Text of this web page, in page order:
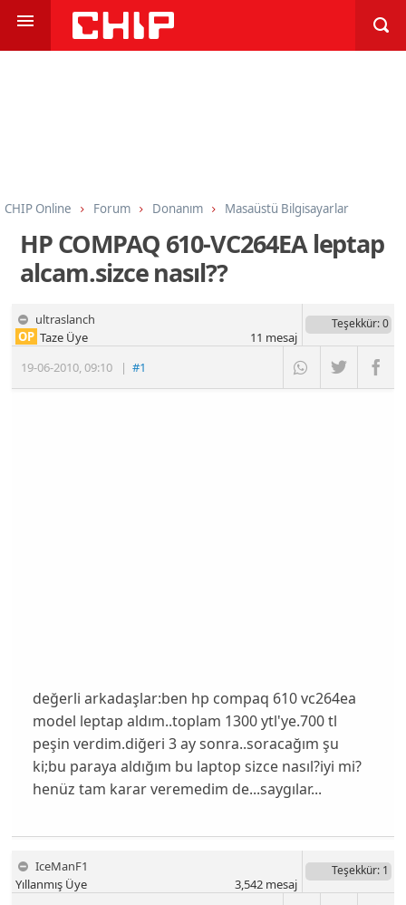
CHIP Online Forum Donanım Masaüstü Bilgisayarlar
HP COMPAQ 610-VC264EA leptap
alcam.sizce nasıl??
ultraslanch
19-06-2010,09:10 |#1
OP Taze Üye
Teşekkür: 0
11 mesaj
değerli arkadaşlar:ben hp compaq 610 vc264ea
model leptap aldım..toplam 1300 ytl'ye.700 tl
peşin verdim.diğeri 3 ay sonra..soracağım şu
ki;bu paraya aldığım bu laptop sizce nasıl?iyi mi?
henüz tam karar veremedim de...saygılar...
IceManF1
Yıllanmış Üye
Teşekkür: 1
3,542mesaj